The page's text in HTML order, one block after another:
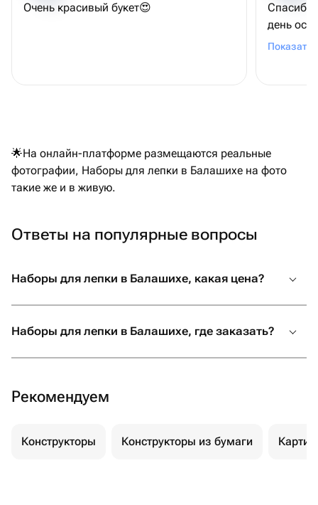
Очень красивый букет😍
Спасибо,что
день
Показать
🌟На онлайн-платформе размещаются реальные
фотографии, Наборы для лепки в Балашихе на фото
такие же и в живую.
Ответы на популярные вопросы
Наборы для лепки в Балашихе, какая цена?
Наборы для лепки в Балашихе, где заказать?
Рекомендуем
Конструкторы Конструкторы из бумаги